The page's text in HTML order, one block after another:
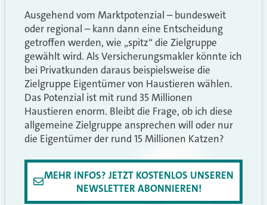
Ausgehend vom Marktpotenzial – bundesweit
oder regional – kann dann eine Entscheidung
getroffen werden, wie „spitz“ die Zielgruppe
gewählt wird. Als Versicherungsmakler könnte ich
bei Privatkunden daraus beispielsweise die
Zielgruppe Eigentümer von Haustieren wählen.
Das Potenzial ist mit rund 35 Millionen
Haustieren enorm. Bleibt die Frage, ob ich diese
allgemeine Zielgruppe ansprechen will oder nur
die Eigentümer der rund 15 Millionen Katzen?
MEHR INFOS? JETZT KOSTENLOS UNSEREN
NEWSLETTER ABONNIEREN!